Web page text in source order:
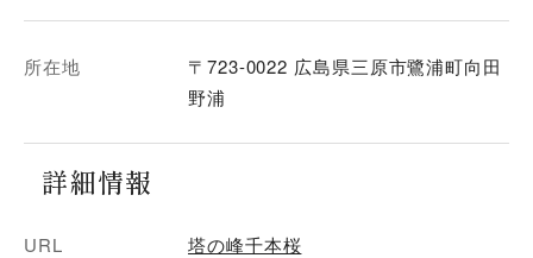
所在地
〒723-0022 広島県三原市鷺浦町向田
野浦
詳細情報
URL 塔の峰千本桜